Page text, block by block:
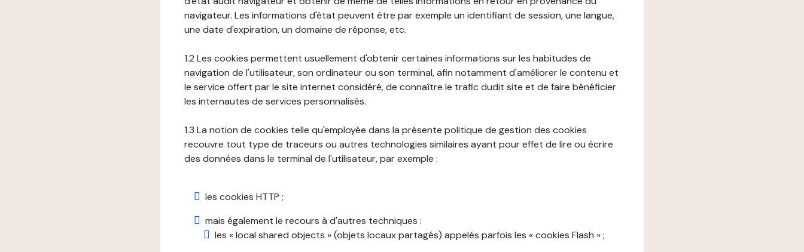
navigateur. Les informations d'état peuvent être par exemple un identifiant de session, une langue,
une date d'expiration, un domaine de réponse, etc.
1.2 Les cookies permettent usuellement d'obtenir certaines informations sur les habitudes de
navigation de l'utilisateur, son ordinateur ou son terminal, afin notamment d'améliorer le contenu et
le service offert par le site internet considéré, de connaître le trafic dudit site et de faire bénéficier
les internautes de services personnalisés.
1.3 La notion de cookies telle qu'employée dans la présente politique de gestion des cookies
recouvre tout type de traceurs ou autres technologies similaires ayant pour effet de lire ou écrire
des données dans le terminal de l'utilisateur, par exemple :
les cookies HTTP ;
mais également le recours à d'autres techniques :
les « local shared objects » (objets locaux partagés) appelés parfois les « cookies Flash » ;